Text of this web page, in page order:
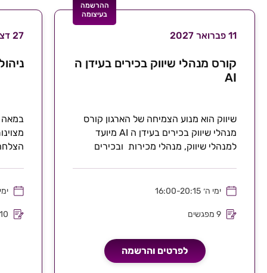
ההרשמה
בעיצומה
11 פברואר 2027
קורס מנהלי שיווק בכירים בעידן ה
AI
שיווק הוא מנוע הצמיחה של הארגון קורס
מנהלי שיווק בכירים בעידן ה AI מיועד
למנהלי שיווק, מנהלי מכירות ובכירים
ימי ה׳ 16:00-20:15
9 מפגשים
לפרטים והרשמה
27 דצמבר 2026
10 מפגשים